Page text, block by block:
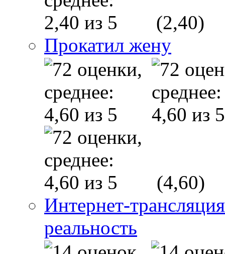
(2,40)
Прокатил жену
(4,60)
Интернет-
реальность